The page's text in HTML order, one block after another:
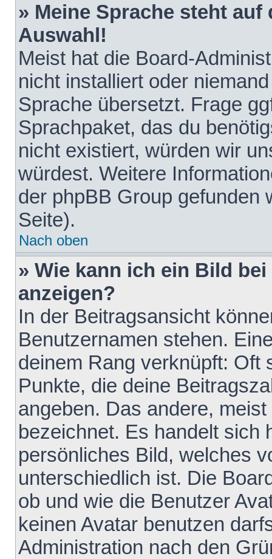
» Meine Sprache steht
Auswahl!
Meist hat die Board-
nicht installiert oder
Sprache übersetzt. Frage
Sprachpaket, das du
nicht existiert, würden wir
würdest. Weitere
der phpBB Group gefunden
Seite).
Nach oben
» Wie kann ich ein Bild
anzeigen?
In der Beitragsansicht
Benutzernamen stehen.
deinem Rang verknüpft: Oft
Punkte, die deine
angeben. Das andere,
bezeichnet. Es handelt sich
persönliches Bild, welches
unterschiedlich ist. Die
ob und wie die Benutzer
keinen Avatar benutzen
Administration nach den